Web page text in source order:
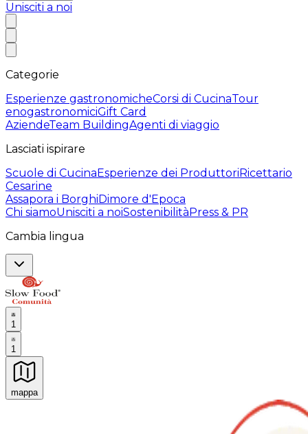
Unisciti a noi
Categorie
Esperienze gastronomicheCorsi di CucinaTour
enogastronomiciGift Card
AziendeTeam BuildingAgenti di viaggio
Lasciati ispirare
Scuole di CucinaEsperienze dei ProduttoriRicettario
Cesarine
Assapora i BorghiDimore d'Epoca
Chi siamoUnisciti a noiSostenibilitàPress & PR
Cambia lingua
1
1
mappa
Esperienze culinarie indimenticabili: Esperienze